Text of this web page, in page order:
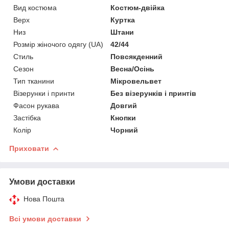
Вид костюма
Костюм-двійка
Верх
Куртка
Низ
Штани
Розмір жіночого одягу (UA)
42/44
Стиль
Повсякденний
Сезон
Весна/Осінь
Тип тканини
Мікровельвет
Візерунки і принти
Без візерунків і принтів
Фасон рукава
Довгий
Застібка
Кнопки
Колір
Чорний
Приховати
Умови доставки
Нова Пошта
Всі умови доставки